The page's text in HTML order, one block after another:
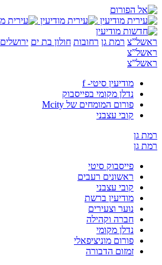
ראשל”צ רמת גן רחובות חולון בת ים ירושלים
ראשל”צ
ראשל”צ
מודיעין סיטי- f
נדלן מקומי בפייסבוק
פורום המומחים של Mcity
קובי עצבני
רמת גן
רמת גן
פייסבוק סיטי
ראשונים רעבים
קובי עצבני
מודיעין ברשת
נוער וצעירים
חברה וקהילה
נדלן מקומי
פורום מוניציפאלי
זמזום הדבורה